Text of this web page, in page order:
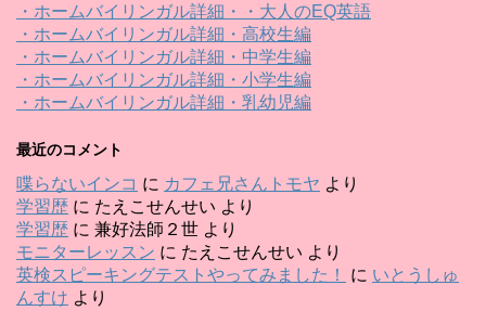
・ホームバイリンガル詳細・・大人のEQ英語
・ホームバイリンガル詳細・高校生編
・ホームバイリンガル詳細・中学生編
・ホームバイリンガル詳細・小学生編
・ホームバイリンガル詳細・乳幼児編
最近のコメント
喋らないインコ に カフェ兄さんトモヤ より
学習歴 に たえこせんせい より
学習歴 に 兼好法師２世 より
モニターレッスン に たえこせんせい より
英検スピーキングテストやってみました！
に いとうしゅ
んすけ より